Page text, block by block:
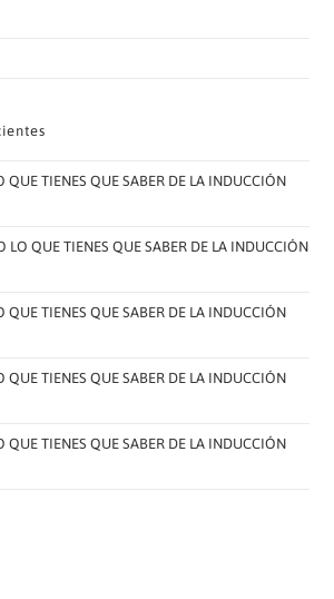
QUE TIENES QUE SABER DE LA INDUCCIÓN
LO QUE TIENES QUE SABER DE LA INDUCCIÓN
QUE TIENES QUE SABER DE LA INDUCCIÓN
QUE TIENES QUE SABER DE LA INDUCCIÓN
QUE TIENES QUE SABER DE LA INDUCCIÓN